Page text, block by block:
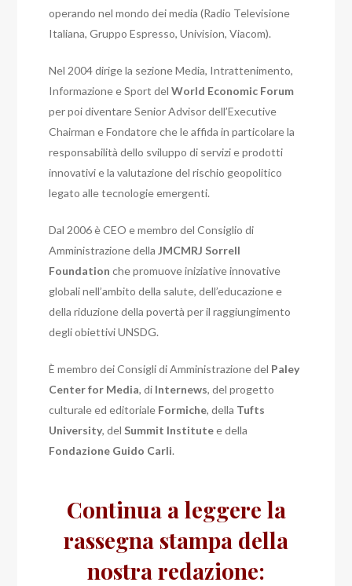
operando nel mondo dei media (Radio Televisione
Italiana, Gruppo Espresso, Univision, Viacom).
Nel 2004 dirige la sezione Media, Intrattenimento,
Informazione e Sport delWorld Economic Forum
per poi diventare Senior Advisor dell’Executive
Chairman e Fondatore che le affida in particolare la
responsabilità dello sviluppo di servizi e prodotti
innovativi e la valutazione del rischio geopolitico
legato alle tecnologie emergenti.
Dal 2006 è CEO e membro del Consiglio di
Amministrazione dellaJMCMRJ Sorrell
Foundationche promuove iniziative innovative
globali nell’ambito della salute, dell’educazione e
della riduzione della povertà per il raggiungimento
degli obiettivi UNSDG.
È membro dei Consigli di Amministrazione del Paley
Center for Media, di Internews, del progetto
culturale ed editoriale Formiche, della Tufts
University, del Summit Institutee della
Fondazione Guido Carli.
Continua a leggere la
rassegna stampa della
nostra redazione: